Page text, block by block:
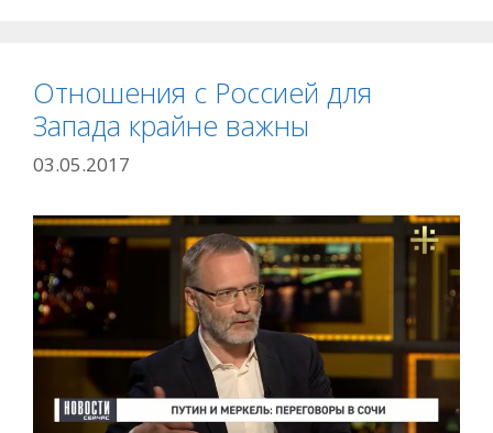
Отношения с Россией для
Запада крайне важны
03.05.2017